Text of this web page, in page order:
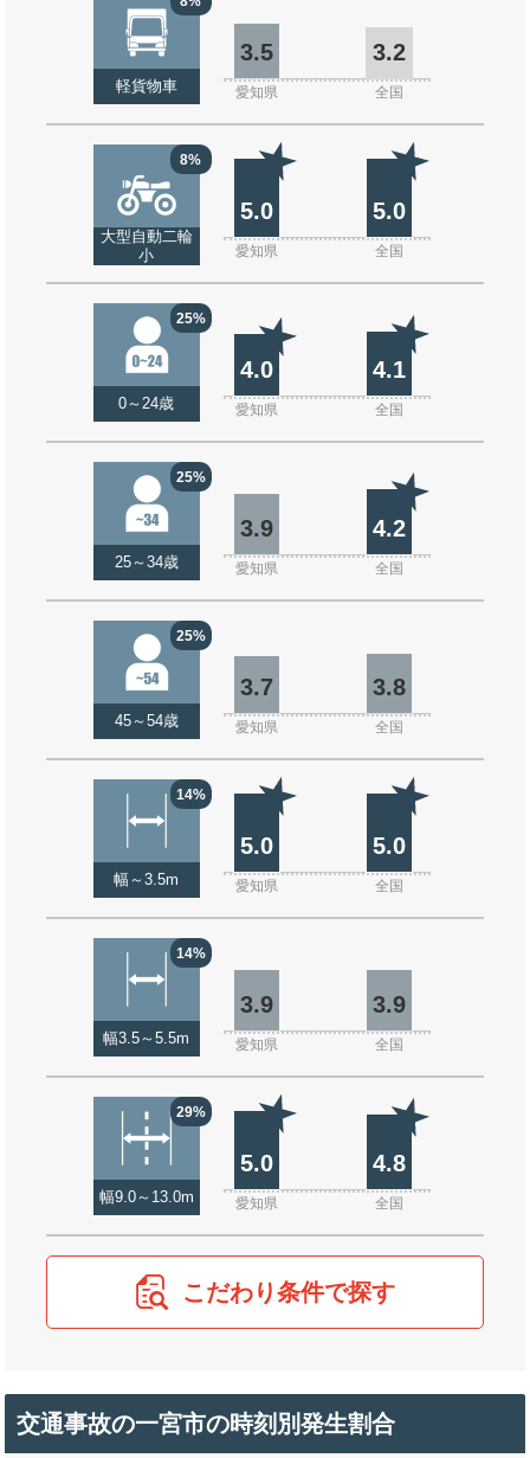
軽貨物車
3.5 3.2
愛知県 全国
8%
大型自動二輪
小
5.0 5.0
愛知県 全国
25%
0～24歳
4.0 4.1
愛知県 全国
25%
25～34歳
3.9 4.2
愛知県 全国
25%
45～54歳
3.7 3.8
愛知県 全国
14%
幅～3.5m
5.0 5.0
愛知県 全国
14%
幅3.5～5.5m
3.9 3.9
愛知県 全国
29%
幅9.0～13.0m
5.0 4.8
愛知県 全国
こだわり条件で探す
交通事故の一宮市の時刻別発生割合